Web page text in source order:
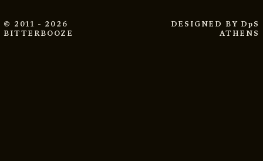
© 2011 - 2026
BITTERBOOZE
DESIGNED BY DpS
ATHENS